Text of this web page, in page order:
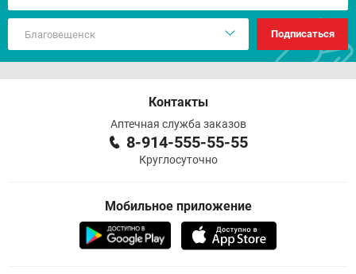
Подписаться
Контакты
Аптечная служба заказов
8-914-555-55-55
Круглосуточно
Мобильное приложение